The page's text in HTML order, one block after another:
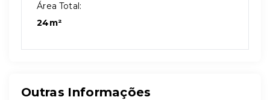
Área Total:
24m²
Outras Informações